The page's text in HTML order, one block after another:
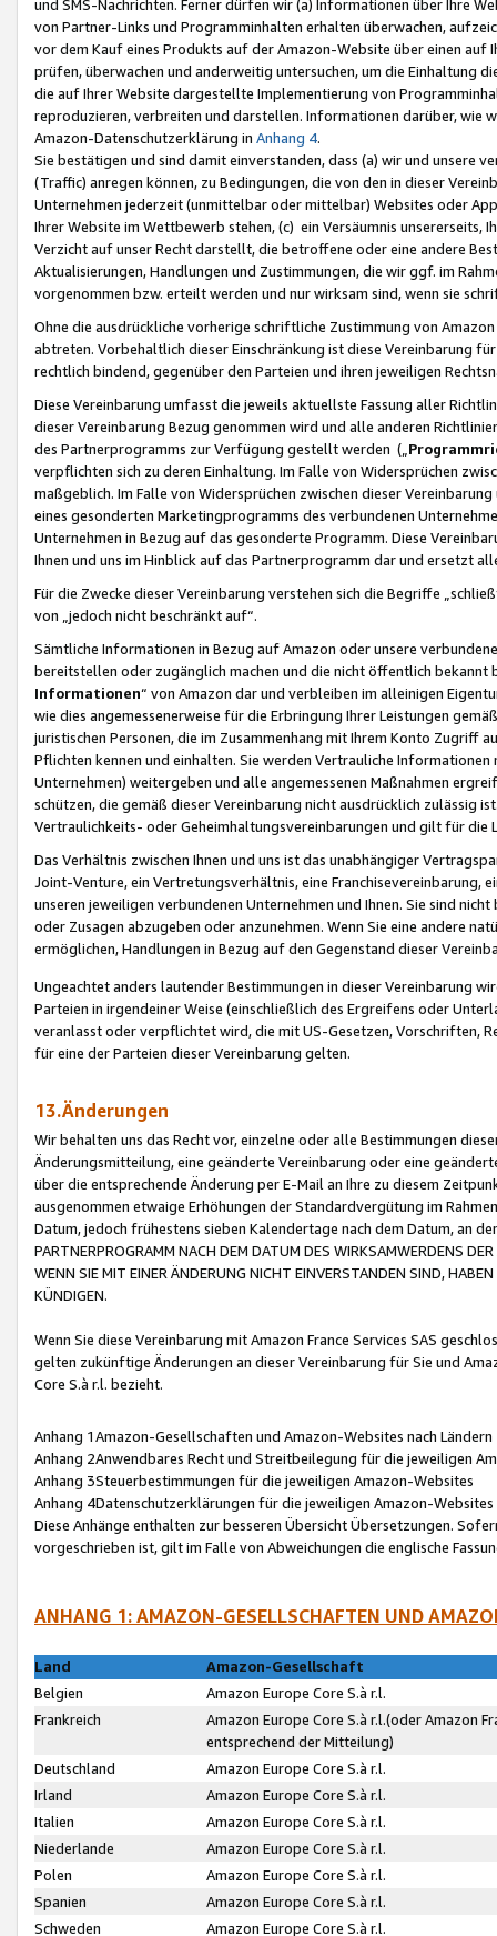
und SMS-Nachrichten. Ferner dürfen wir (a) Informationen über Ihre
von Partner-Links und Programminhalten erhalten überwachen,
vor dem Kauf eines Produkts auf der Amazon-Website über einen
prüfen, überwachen und anderweitig untersuchen, um die Einhaltung
die auf Ihrer Website dargestellte Implementierung von
reproduzieren, verbreiten und darstellen. Informationen darüber, wie
Amazon-Datenschutzerklärung in Anhang 4.
Sie bestätigen und sind damit einverstanden, dass (a) wir und
(Traffic) anregen können, zu Bedingungen, die von den in dieser
Unternehmen jederzeit (unmittelbar oder mittelbar) Websites oder
Ihrer Website im Wettbewerb stehen, (c) ein Versäumnis unsererseits,
Verzicht auf unser Recht darstellt, die betroffene oder eine andere
Aktualisierungen, Handlungen und Zustimmungen, die wir ggf. im
vorgenommen bzw. erteilt werden und nur wirksam sind, wenn sie
Ohne die ausdrückliche vorherige schriftliche Zustimmung von
abtreten. Vorbehaltlich dieser Einschränkung ist diese Vereinbarung
rechtlich bindend, gegenüber den Parteien und ihren jeweiligen
Diese Vereinbarung umfasst die jeweils aktuellste Fassung aller
dieser Vereinbarung Bezug genommen wird und alle anderen
des Partnerprogramms zur Verfügung gestellt werden („
verpflichten sich zu deren Einhaltung. Im Falle von Widersprüchen
maßgeblich. Im Falle von Widersprüchen zwischen dieser
eines gesonderten Marketingprogramms des verbundenen
Unternehmen in Bezug auf das gesonderte Programm. Diese
Ihnen und uns im Hinblick auf das Partnerprogramm dar und ersetzt
Für die Zwecke dieser Vereinbarung verstehen sich die Begriffe
von „jedoch nicht beschränkt auf“.
Sämtliche Informationen in Bezug auf Amazon oder unsere
bereitstellen oder zugänglich machen und die nicht öffentlich
Informationen“ von Amazon dar und verbleiben im alleinigen
wie dies angemessenerweise für die Erbringung Ihrer Leistungen
juristischen Personen, die im Zusammenhang mit Ihrem Konto
Pflichten kennen und einhalten. Sie werden Vertrauliche
Unternehmen) weitergeben und alle angemessenen Maßnahmen
schützen, die gemäß dieser Vereinbarung nicht ausdrücklich zulässig
Vertraulichkeits- oder Geheimhaltungsvereinbarungen und gilt für die
Das Verhältnis zwischen Ihnen und uns ist das unabhängiger
Joint-Venture, ein Vertretungsverhältnis, eine Franchisevereinbarung,
unseren jeweiligen verbundenen Unternehmen und Ihnen. Sie sind
oder Zusagen abzugeben oder anzunehmen. Wenn Sie eine andere
ermöglichen, Handlungen in Bezug auf den Gegenstand dieser
Ungeachtet anders lautender Bestimmungen in dieser Vereinbarung
Parteien in irgendeiner Weise (einschließlich des Ergreifens oder
veranlasst oder verpflichtet wird, die mit US-Gesetzen, Vorschriften,
für eine der Parteien dieser Vereinbarung gelten.
13.Änderungen
Wir behalten uns das Recht vor, einzelne oder alle Bestimmungen
Änderungsmitteilung, eine geänderte Vereinbarung oder eine
über die entsprechende Änderung per E-Mail an Ihre zu diesem
ausgenommen etwaige Erhöhungen der Standardvergütung im
Datum, jedoch frühestens sieben Kalendertage nach dem Datum, an
PARTNERPROGRAMM NACH DEM DATUM DES WIRKSAMWERDENS
WENN SIE MIT EINER ÄNDERUNG NICHT EINVERSTANDEN SIND,
KÜNDIGEN.
Wenn Sie diese Vereinbarung mit Amazon France Services SAS
gelten zukünftige Änderungen an dieser Vereinbarung für Sie und
Core S.à r.l. bezieht.
Anhang 1Amazon-Gesellschaften und Amazon-Websites nach Ländern
Anhang 2Anwendbares Recht und Streitbeilegung für die jeweiligen
Anhang 3Steuerbestimmungen für die jeweiligen Amazon-Websites
Anhang 4Datenschutzerklärungen für die jeweiligen Amazon-Websites
Diese Anhänge enthalten zur besseren Übersicht Übersetzungen.
vorgeschrieben ist, gilt im Falle von Abweichungen die englische
ANHANG 1: AMAZON-GESELLSCHAFTEN UND
Land
Amazon-Gesellschaft
Belgien
Amazon Europe Core S.à r.l.
Frankreich
Amazon Europe Core S.à r.l.(oder Amazon
entsprechend der Mitteilung)
Deutschland
Amazon Europe Core S.à r.l.
Irland
Amazon Europe Core S.à r.l.
Italien
Amazon Europe Core S.à r.l.
Niederlande
Amazon Europe Core S.à r.l.
Polen
Amazon Europe Core S.à r.l.
Spanien
Amazon Europe Core S.à r.l.
Schweden
Amazon Europe Core S.à r.l.